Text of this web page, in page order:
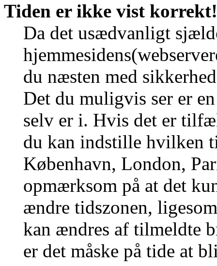
Tiden er ikke vist korrekt!
Da det usædvanligt
du næsten med
Det du muligvis ser er
selv er i. Hvis det er
du kan indstille hvilken
København, London,
opmærksom på at det
ændre tidszonen,
kan ændres af tilmeldte
er det måske på tide at